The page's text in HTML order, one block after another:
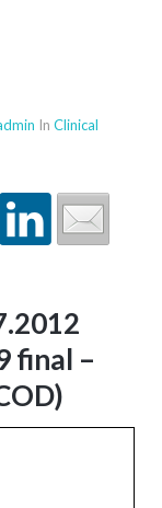
In Clinical
final –